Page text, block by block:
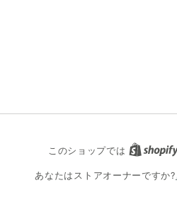
このショップでは
あなたはストアオーナーですか?